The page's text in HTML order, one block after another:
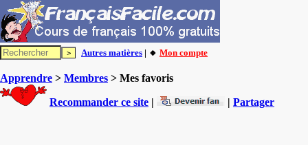
Autres matières | 🔸 Mon compte
Apprendre > Membres > Mes favoris
Recommander ce site | | Partager